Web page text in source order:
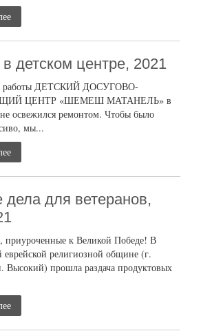
детском центре, 2021
работы ДЕТСКИЙ ДОСУГОВО-
ЦЕНТР «ШЕМЕШ МАТАНЕЛЬ» в
освежился ремонтом. Чтобы было
мы...
для ветеранов,
приуроченные к Великой Победе! В
еврейской религиозной общине (г.
Высокий) прошла раздача продуктовых